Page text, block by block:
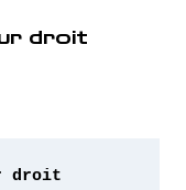
droit
droit